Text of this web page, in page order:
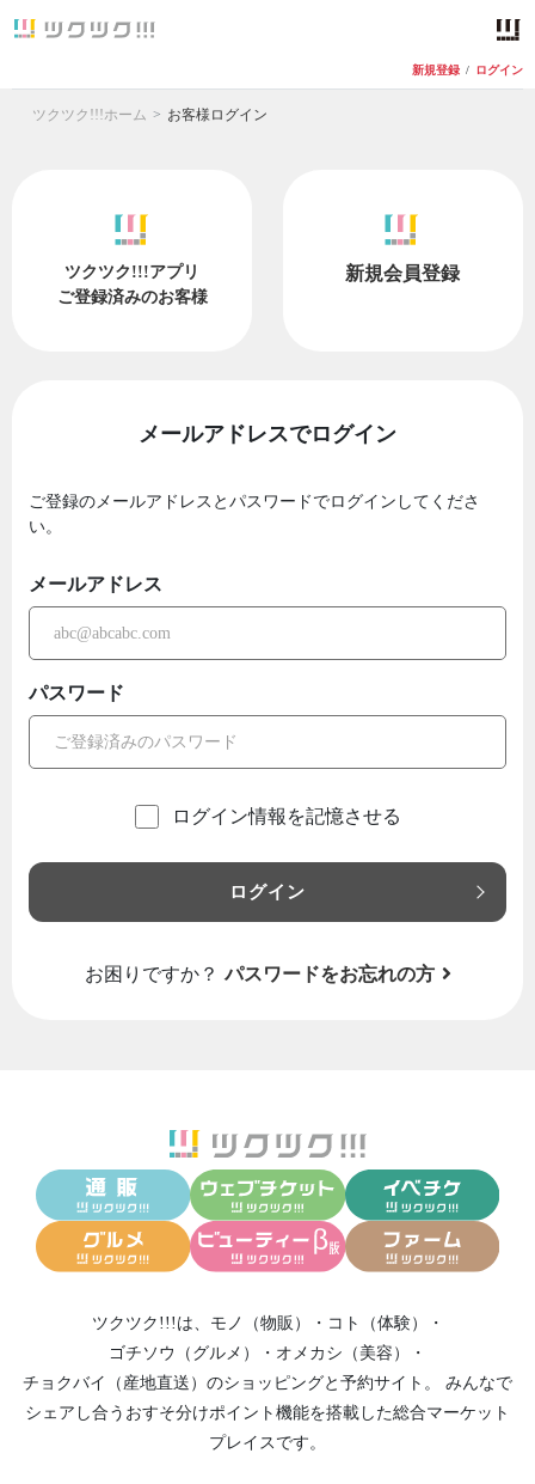
新規登録 / ログイン
ツクツク!!!ホーム お客様ログイン
ツクツク!!!アプリ
ご登録済みのお客様
新規会員登録
メールアドレスでログイン
ご登録のメールアドレスとパスワードでログインしてくださ
い。
メールアドレス
パスワード
ログイン情報を記憶させる
ログイン
お困りですか？ パスワードをお忘れの方
ツクツク!!!は、 モノ（物販） ・ コト（体験）
・
ゴチソウ（グルメ）
・ オメカシ（美容）
・
チョクバイ（産地直送） のショッピングと予約サイト。
みんなで
シェアし合う おすそ分けポイント機能を搭載した総合マーケット
プレイスです。